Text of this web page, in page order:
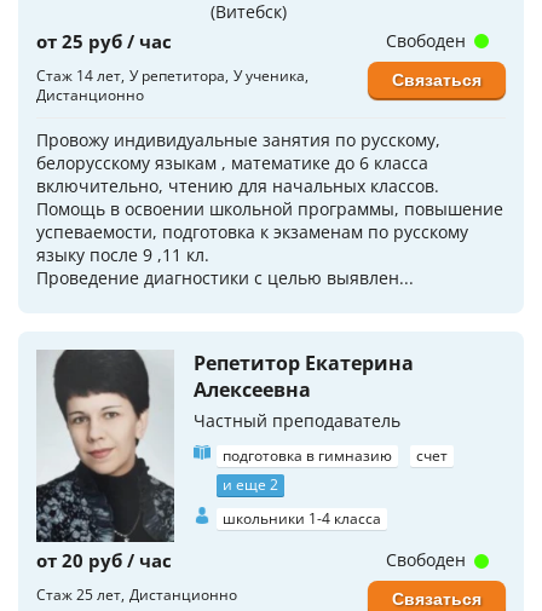
(Витебск)
от 25 руб / час
Стаж 14 лет У репетитора У ученика
Дистанционно
Провожу индивидуальные занятия по русскому,
белорусскому языкам , математике до 6 класса
включительно, чтению для начальных классов.
Помощь в освоении школьной программы, повышение
успеваемости, подготовка к экзаменам по русскому
языку после 9 ,11 кл.
Проведение диагностики с целью выявлен...
Свободен
Связаться
Репетитор Екатерина
Алексеевна
Частный преподаватель
подготовка в гимназию
счет
и еще 2
школьники 1-4 класса
от 20 руб / час
Стаж 25 лет Дистанционно
Свободен
Связаться